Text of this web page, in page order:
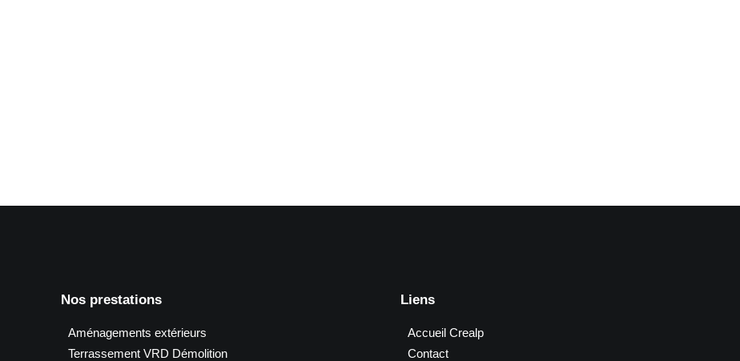
Nos prestations
Aménagements extérieurs
Terrassement VRD Démolition
Liens
Accueil Crealp
Contact